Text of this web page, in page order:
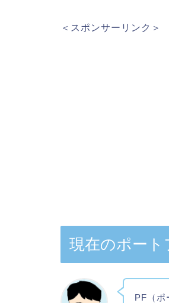
＜スポンサーリンク＞
現在のポート
PF（ポ